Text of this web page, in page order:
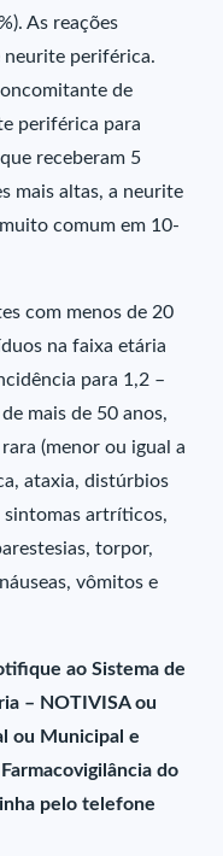
As reações
neurite periférica.
de
periférica para
receberam 5
mais altas, a neurite
comum em 10-
com menos de 20
na faixa etária
para 1,2 –
mais de 50 anos,
(menor ou igual a
ataxia, distúrbios
sintomas artríticos,
torpor,
vômitos e
ao Sistema de
– NOTIVISA ou
ou Municipal e
do
pelo telefone